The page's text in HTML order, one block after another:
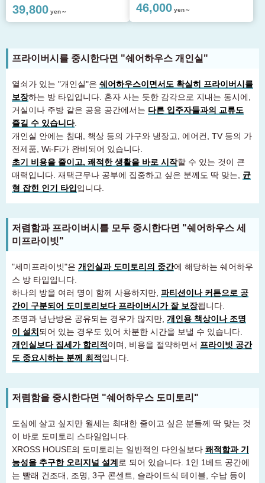
39,800 yen～ 46,000 yen～
프라이버시를 중시한다면 "쉐어하우스 개인실"
열쇠가 있는 "개인실"은 쉐어하우스이면서도 확실히 프라이버시를
보장하는 방 타입입니다. 혼자 사는 듯한 감각으로 지내는 동시에,
거실이나 주방 같은 공용 공간에서는 다른 입주자들과의 교류도
즐길 수 있습니다.
개인실 안에는 침대, 책상 등의 가구와 냉장고, 에어컨, TV 등의 가
전제품, Wi-Fi가 완비되어 있습니다.
초기 비용을 줄이고, 쾌적한 생활을 바로 시작할 수 있는 것이 큰
매력입니다. 재택근무나 공부에 집중하고 싶은 분께도 딱 맞는, 균
형 잡힌 인기 타입입니다.
저렴함과 프라이버시를 모두 중시한다면 "쉐어하우스 세
미프라이빗"
"세미프라이빗"은 개인실과 도미토리의 중간에 해당하는 쉐어하우
스 방 타입입니다.
하나의 방을 여러 명이 함께 사용하지만, 파티션이나 커튼으로 공
간이 구분되어 도미토리보다 프라이버시가 잘 보장됩니다.
조명과 냉난방은 공유되는 경우가 많지만, 개인용 책상이나 조명
이 설치 되어 있는 경우도 있어 차분한 시간을 보낼 수 있습니다.
개인실보다 집세가 합리적 이며, 비용을 절약하면서 프라이빗 공간
도 중요시하는 분께 최적 입니다.
저렴함을 중시한다면 "쉐어하우스 도미토리"
도심에 살고 싶지만 월세는 최대한 줄이고 싶은 분들께 딱 맞는 것
이 바로 도미토리 스타일입니다.
XROSS HOUSE의 도미토리는 일반적인 다인실보다 쾌적함과 기
능성을 추구한 오리지널 설계 로 되어 있습니다. 1인 1베드 공간에
는 빨래 건조대, 조명, 3구 콘센트, 슬라이드식 테이블, 수납 등이